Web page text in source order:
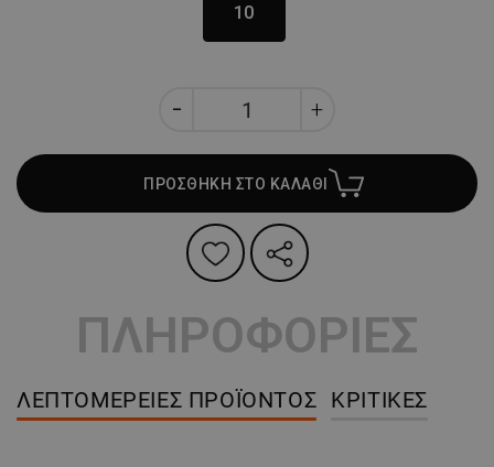
10
ΠΡΟΣΘΗΚΗ ΣΤΟ ΚΑΛΑΘΙ
ΠΛΗΡΟΦΟΡΙΕΣ
ΛΕΠΤΟΜΈΡΕΙΕΣ ΠΡΟΪΌΝΤΟΣ ΚΡΙΤΙΚΈΣ